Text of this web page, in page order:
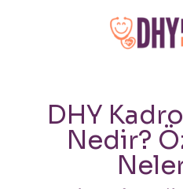
DHY
Nedir?